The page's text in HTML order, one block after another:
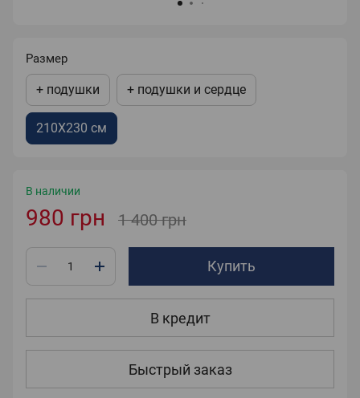
Размер
+ подушки + подушки и сердце
210X230 см
В наличии
980 грн 1 400 грн
Купить
В кредит
Быстрый заказ